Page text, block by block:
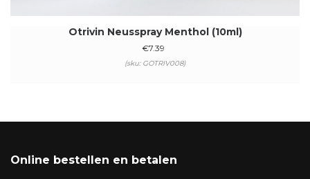
Otrivin Neusspray Menthol (10ml)
€7.39
(sku: GOTRIV008)
Online bestellen en betalen